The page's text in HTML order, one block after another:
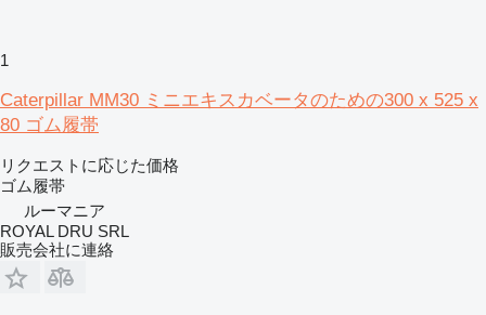
1
Caterpillar MM30 ミニエキスカベータのための300 x 525 x
80 ゴム履帯
リクエストに応じた価格
ゴム履帯
ルーマニア
ROYAL DRU SRL
販売会社に連絡